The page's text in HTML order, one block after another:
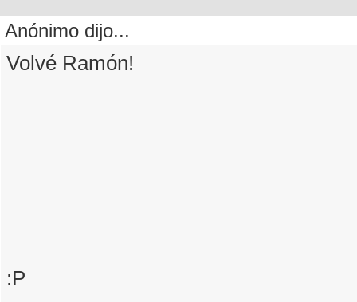
Anónimo dijo...
Volvé Ramón!
:P